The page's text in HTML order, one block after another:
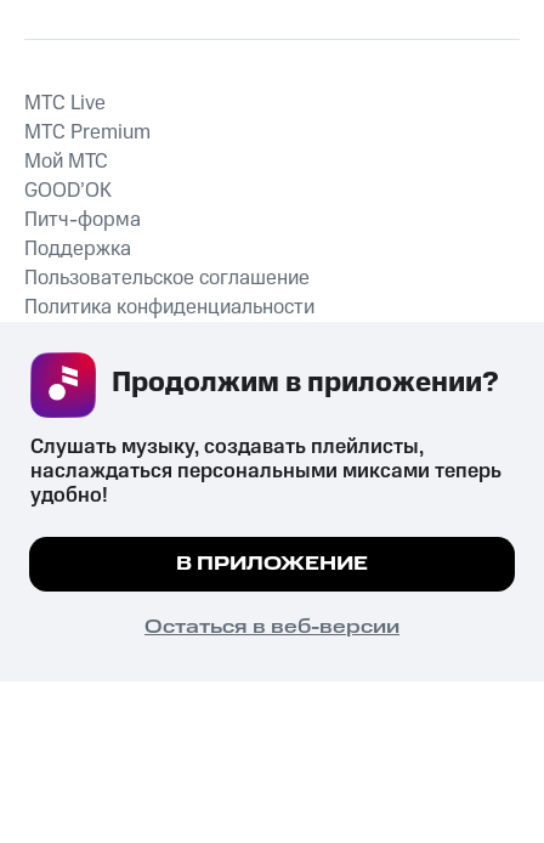
СКАЧАТЬ ПРИЛОЖЕНИЕ
MTС Live
MTС Premium
Мой МТС
GOOD’OK
Питч-форма
Поддержка
Пользовательское соглашение
Политика конфиденциальности
психотропных веществ, их аналогов причиняет вред здоровью,
их незаконный оборот запрещён и влечёт установленную
законодательством ответственность.
© 2026 ООО «КИОН».
Все права защищены
Мы используем куки, чтобы на сайте все
Подробнее
ПОНЯТНО
Слушать музыку, создавать плейлисты,
наслаждаться персональными миксами теперь
удобно!
В ПРИЛОЖЕНИЕ
Остаться в веб-версии